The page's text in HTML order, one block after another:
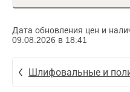
Дата обновления цен и
09.08.2026 в 18:41
Шлифовальные и